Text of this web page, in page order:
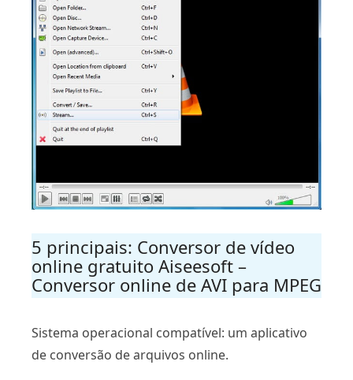
5 principais: Conversor de vídeo
online gratuito Aiseesoft –
Conversor online de AVI para MPEG
Sistema operacional compatível: um aplicativo
de conversão de arquivos online.